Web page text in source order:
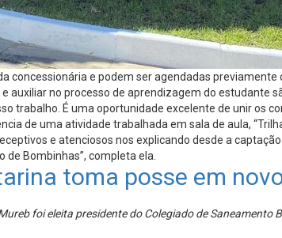
e podem ser agendadas previamente
no processo de aprendizagem do estudante
trabalho. É uma oportunidade excelente de unir os
de uma atividade trabalhada em sala de aula,
e atenciosos nos explicando desde a
Bombinhas”, completa ela.
toma posse em
foi eleita presidente do Colegiado de Saneamento